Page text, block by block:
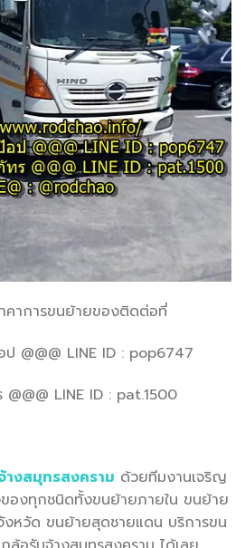
คาการขนย้ายของติดต่อที่
LINE ID : pop6747
LINE ID : pat.1500
างสมุทรสงคราม ด้วยทีมงานเจริญ
องทุกชนิดทั้งขนย้ายภายใน ขนย้าย
งหวัด ขนย้ายสุดชายแดน บริการขน